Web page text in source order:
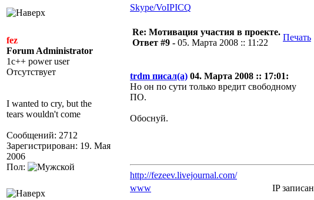
Skype/VoIPICQ
fez
Forum Administrator
1c++ power user
Отсутствует
I wanted to cry, but the
tears wouldn't come
Сообщений: 2712
Зарегистрирован: 19. Мая
2006
Пол:
Re: Мотивация участия в проекте.
Ответ #9 - 05. Марта 2008 :: 11:22
Печать
trdm писал(а) 04. Марта 2008 :: 17:01:
Но он по сути только вредит свободному
ПО.
Обоснуй.
http://fezeev.livejournal.com/
www
IP записан